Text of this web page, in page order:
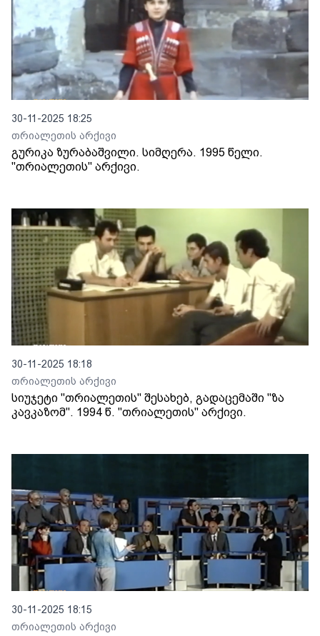
30-11-2025 18:25
თრიალეთის არქივი
გურიკა ზურაბაშვილი. სიმღერა. 1995 წელი.
"თრიალეთის" არქივი.
30-11-2025 18:18
თრიალეთის არქივი
სიუჯეტი "თრიალეთის" შესახებ, გადაცემაში "ზა
კავკაზომ". 1994 წ. "თრიალეთის" არქივი.
30-11-2025 18:15
თრიალეთის არქივი